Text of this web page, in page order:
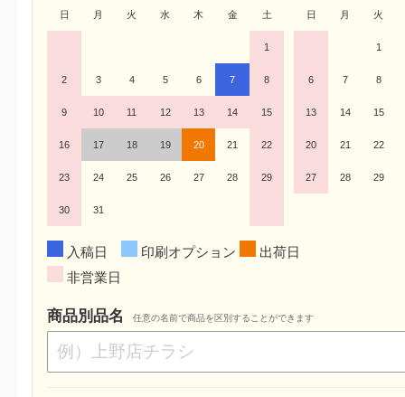
日 月 火 水 木 金 土
1
2 3 4 5 6 7 8
9 10 11 12 13 14 15
16 17 18 19 20 21 22
23 24 25 26 27 28 29
30 31
日 月 火
1
6 7 8
13 14 15
20 21 22
27 28 29
入稿日 印刷オプション
出荷日
非営業日
商品別品名 任意の名前で商品を区別することができます